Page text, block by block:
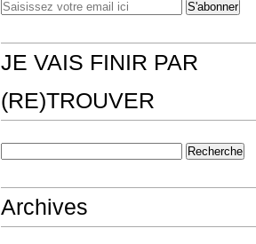
JE VAIS FINIR PAR
(RE)TROUVER
Archives